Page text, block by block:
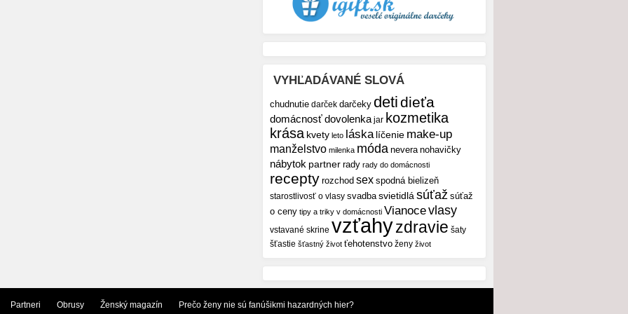
VYHĽADÁVANÉ SLOVÁ
chudnutie darček darčeky detidieťa
domácnosťdovolenka jar kozmetika
krása kvety leto láska líčenie make-up
manželstvo milenka móda nevera nohavičky
nábytok partner rady rady do domácnosti
recepty rozchod sex spodná bielizeň
starostlivosť o vlasy svadba svietidlá súťaž súťaž
o ceny tipy a triky v domácnosti Vianocevlasy
vstavané skrine vzťahyzdravie šaty
šťastie šťastný život ťehotenstvo ženy život
Partneri Obrusy Ženský magazín Prečo ženy nie sú fanúšikmi hazardných hier?